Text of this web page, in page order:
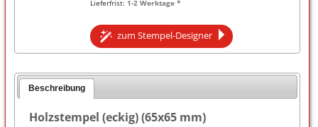
Lieferfrist: 1-2 Werktage *
zum Stempel-Designer
Beschreibung
Holzstempel (eckig) (65x65 mm)